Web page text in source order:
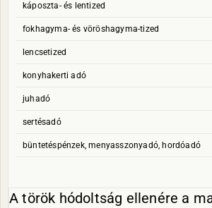
káposzta- és lentized
fokhagyma- és vöröshagyma-tized
lencsetized
konyhakerti adó
juhadó
sertésadó
büntetéspénzek, menyasszonyadó, hordóadó
A török hódoltság ellenére a